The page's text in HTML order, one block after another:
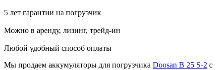
5 лет гарантии на погрузчик
Можно в аренду, лизинг, трейд-ин
Любой удобный способ оплаты
Мы продаем аккумуляторы для погрузчика Doosan B 25 S-2 с